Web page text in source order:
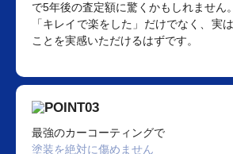
で5年後の査定額に驚くかもしれません。
「キレイで楽をした」だけでなく、実
ことを実感いただけるはずです。
最強のカーコーティングで
塗装を絶対に傷めません